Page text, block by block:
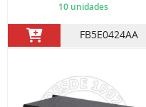
10 unidades
FB5E0424AA